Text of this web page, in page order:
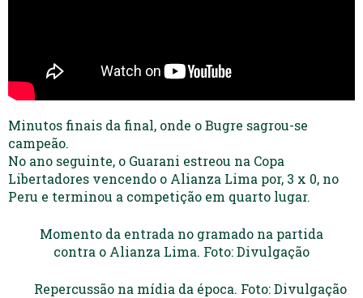
Minutos finais da final, onde o Bugre sagrou-se
campeão.
No ano seguinte, o Guarani estreou na Copa
Libertadores vencendo o Alianza Lima por, 3 x 0, no
Peru e terminou a competição em quarto lugar.
Momento da entrada no gramado na partida
contra o Alianza Lima. Foto: Divulgação
Repercussão na mídia da época. Foto: Divulgação